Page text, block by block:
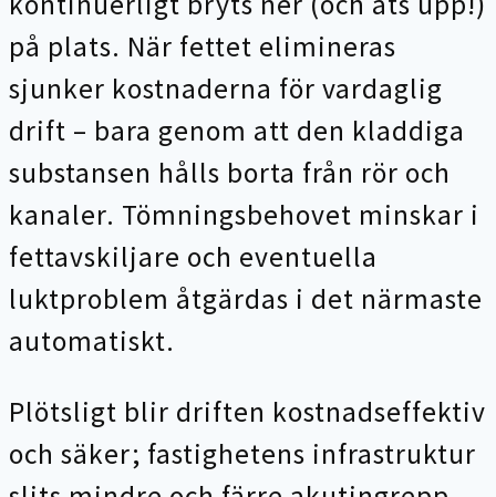
på plats. När fettet elimineras
sjunker kostnaderna för vardaglig
drift – bara genom att den kladdiga
substansen hålls borta från rör och
kanaler. Tömningsbehovet minskar i
fettavskiljare och eventuella
luktproblem åtgärdas i det närmaste
automatiskt.
Plötsligt blir driften kostnadseffektiv
och säker; fastighetens infrastruktur